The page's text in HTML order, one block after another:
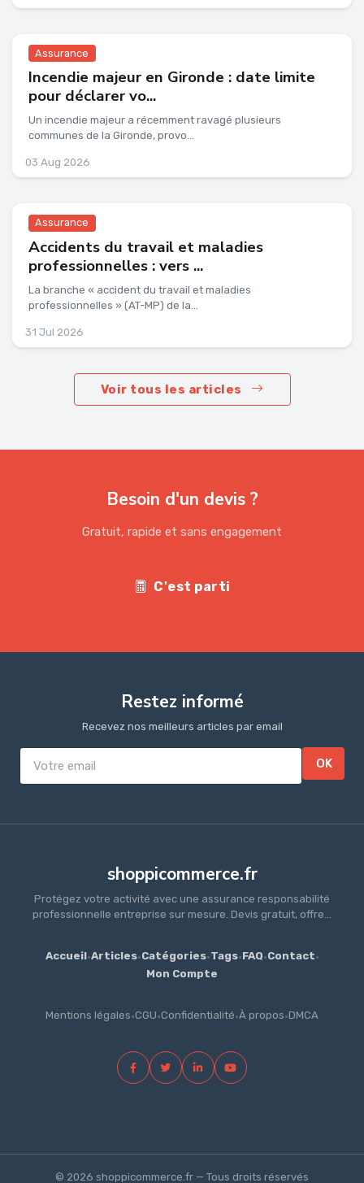
Assurance
Incendie majeur en Gironde : date limite
pour déclarer vo...
Un incendie majeur a récemment ravagé plusieurs
communes de la Gironde, provo...
03 Aug 2026
Assurance
Accidents du travail et maladies
professionnelles : vers ...
La branche « accident du travail et maladies
professionnelles » (AT-MP) de la...
31 Jul 2026
Voir tous les articles
Besoin d'un devis ?
Gratuit, rapide et sans engagement
C'est parti
Restez informé
Recevez nos meilleurs articles par email
OK
shoppicommerce.fr
Protégez votre activité avec une assurance responsabilité
professionnelle entreprise sur mesure. Devis gratuit, offre...
Accueil·Articles·Catégories·Tags·FAQ·Contact·
Mon Compte
Mentions légales·CGU·Confidentialité·À propos·DMCA
© 2026 shoppicommerce.fr — Tous droits réservés